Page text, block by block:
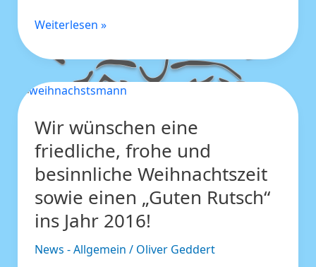
Weiterlesen »
Wir wünschen eine
friedliche, frohe und
besinnliche Weihnachtszeit
sowie einen „Guten Rutsch“
ins Jahr 2016!
News - Allgemein / Oliver Geddert
Wir
eine
friedliche,
frohe
und
besinnliche
Weihnachtszeit
sowie
einen